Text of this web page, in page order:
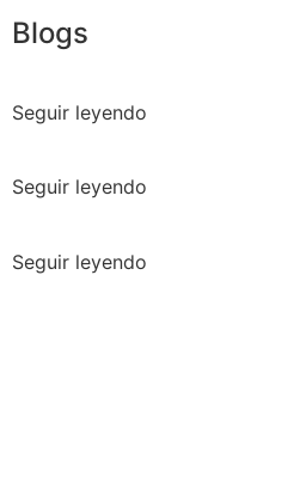
Blogs
Seguir leyendo
Seguir leyendo
Seguir leyendo